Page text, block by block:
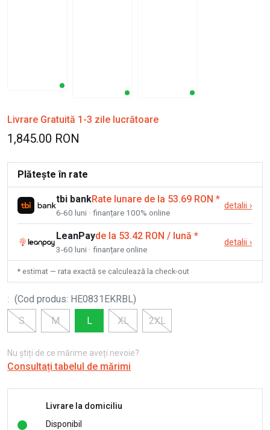
Livrare Gratuită 1-3 zile lucrătoare
1,845.00 RON
Plătește în rate
tbi bankRate lunare de la 53.69 RON *
6-60 luni · finanțare 100% online
detalii ›
LeanPayde la 53.42 RON / lună *
3-60 luni · finanțare online
detalii ›
* estimat — rata exactă se calculează la check-out
: (Cod produs: HE0831EKRBL)
S
M L XL 2XL
Nu știți de ce mărime aveți nevoie?
Consultați tabelul de mărimi
Livrare la domiciliu
Disponibil